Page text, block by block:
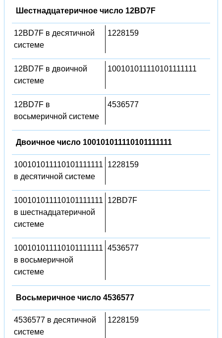
Шестнадцатеричное число 12BD7F
12BD7F в десятичной
системе
1228159
12BD7F в двоичной
системе
100101011110101111111
12BD7F в
восьмеричной системе
4536577
Двоичное число 100101011110101111111
100101011110101111111
в десятичной системе
1228159
100101011110101111111
в шестнадцатеричной
системе
12BD7F
100101011110101111111
в восьмеричной
системе
4536577
Восьмеричное число 4536577
4536577 в десятичной
системе
1228159